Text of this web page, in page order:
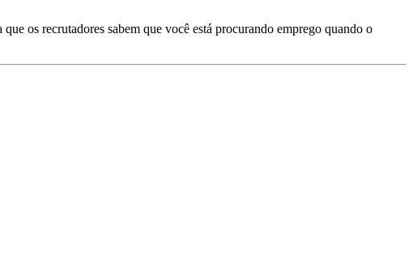
os recrutadores sabem que você está procurando emprego quando o